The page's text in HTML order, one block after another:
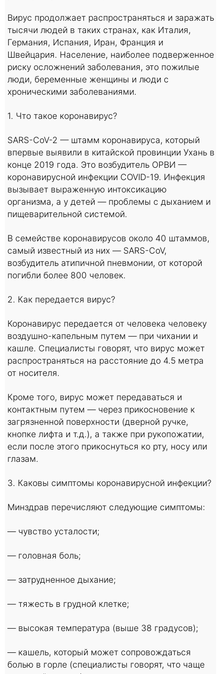
Вирус продолжает распространяться и заражать
тысячи людей в таких странах, как Италия,
Германия, Испания, Иран, Франция и
Швейцария. Население, наиболее подверженное
риску осложнений заболевания, это пожилые
люди, беременные женщины и люди с
хроническими заболеваниями.
1. Что такое коронавирус?
SARS-CoV-2 — штамм коронавируса, который
впервые выявили в китайской провинции Ухань в
конце 2019 года. Это возбудитель ОРВИ —
коронавирусной инфекции COVID-19. Инфекция
вызывает выраженную интоксикацию
организма, а у детей — проблемы с дыханием и
пищеварительной системой.
В семействе коронавирусов около 40 штаммов,
самый известный из них — SARS-CoV,
возбудитель атипичной пневмонии, от которой
погибли более 800 человек.
2. Как передается вирус?
Коронавирус передается от человека человеку
воздушно-капельным путем — при чихании и
кашле. Специалисты говорят, что вирус может
распространяться на расстояние до 4.5 метра
от носителя.
Кроме того, вирус может передаваться и
контактным путем — через прикосновение к
загрязненной поверхности (дверной ручке,
кнопке лифта и т.д.), а также при рукопожатии,
если после этого прикоснуться ко рту, носу или
глазам.
3. Каковы симптомы коронавирусной инфекции?
Минздрав перечисляют следующие симптомы:
— чувство усталости;
— головная боль;
— затрудненное дыхание;
— тяжесть в грудной клетке;
— высокая температура (выше 38 градусов);
— кашель, который может сопровождаться
болью в горле (специалисты говорят, что чаще